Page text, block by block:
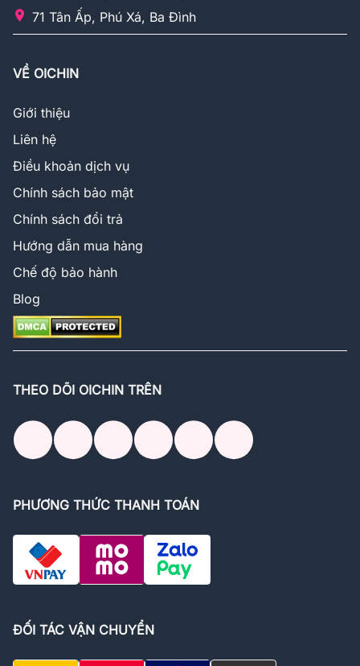
71 Tân Ấp, Phú Xá, Ba Đình
VỀ OICHIN
Giới thiệu
Liên hệ
Điều khoản dịch vụ
Chính sách bảo mật
Chính sách đổi trả
Hướng dẫn mua hàng
Chế độ bảo hành
Blog
THEO DÕI OICHIN TRÊN
PHƯƠNG THỨC THANH TOÁN
ĐỐI TÁC VẬN CHUYỂN